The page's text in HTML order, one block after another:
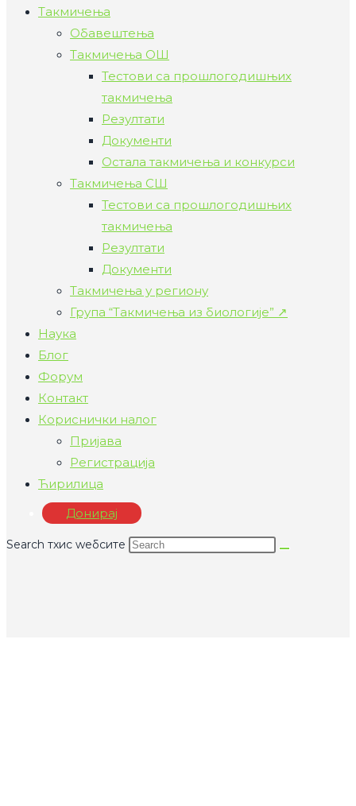
Такмичења
Обавештења
Такмичења ОШ
Тестови са прошлогодишњих
такмичења
Резултати
Документи
Остала такмичења и конкурси
Такмичења СШ
Тестови са прошлогодишњих
такмичења
Резултати
Документи
Такмичења у региону
Група “Такмичења из биологије” ↗
Наука
Блог
Форум
Контакт
Кориснички налог
Пријава
Регистрација
Ћирилица
Донирај
Search тхис wебсите